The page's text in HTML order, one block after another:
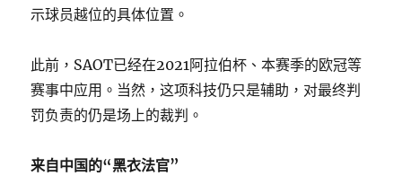
示球员越位的具体位置。
此前，SAOT已经在2021阿拉伯杯、本赛季的欧冠等
赛事中应用。当然，这项科技仍只是辅助，对最终判
罚负责的仍是场上的裁判。
来自中国的“黑衣法官”